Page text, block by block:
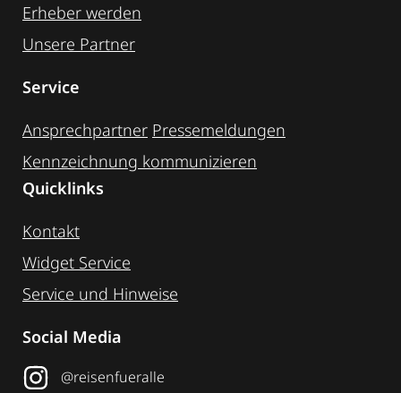
Erheber werden
Unsere Partner
Service
Ansprechpartner Pressemeldungen
Kennzeichnung ­kommunizieren
Quicklinks
Kontakt
Widget Service
Service und Hinweise
Social Media
@reisenfueralle